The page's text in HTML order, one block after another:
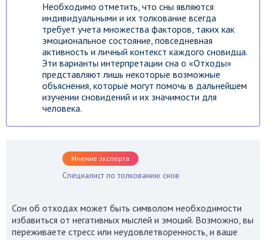
Необходимо отметить, что сны являются
индивидуальными и их толкование всегда
требует учета множества факторов, таких как
эмоциональное состояние, повседневная
активность и личный контекст каждого сновидца.
Эти варианты интерпретации сна о «Отходы»
представляют лишь некоторые возможные
объяснения, которые могут помочь в дальнейшем
изучении сновидений и их значимости для
человека.
Мнение эксперта
Специалист по толкованию снов
Сон об отходах может быть символом необходимости
избавиться от негативных мыслей и эмоций. Возможно, вы
переживаете стресс или неудовлетворенность, и ваше